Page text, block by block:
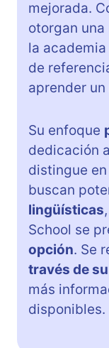
mejorada.
otorgan
la
de
aprender
Su enfoque
dedicación
distingue
buscan
lingüísticas
School se
opción. Se
través de
más
disponibles.